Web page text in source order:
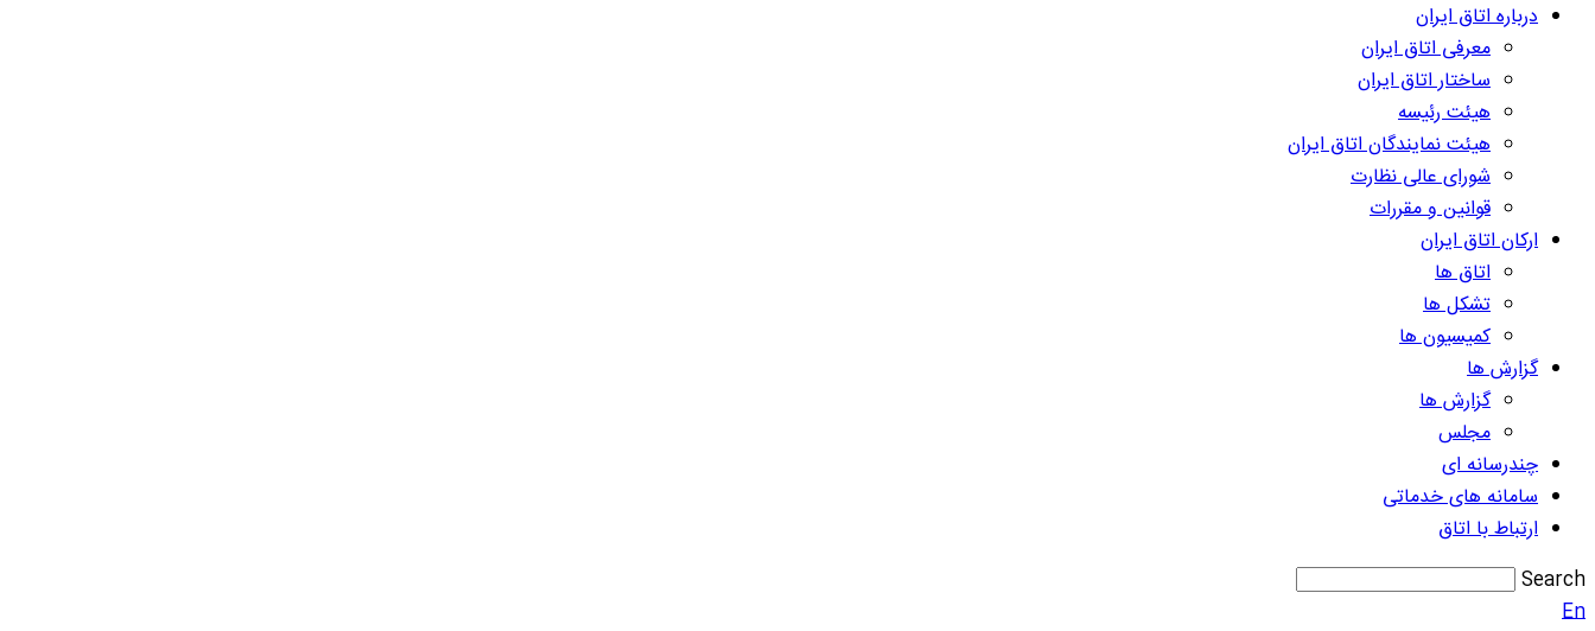
درباره اتاق ایران
معرفی اتاق ایران
ساختار اتاق ایران
هیئت رئیسه
هیئت نمایندگان اتاق ایران
شورای عالی نظارت
قوانین و مقررات
ارکان اتاق ایران
اتاق ها
تشکل ها
کمیسیون ها
گزارش ها
گزارش ها
مجلس
چندرسانه ای
سامانه های خدماتی
ارتباط با اتاق
Search
En